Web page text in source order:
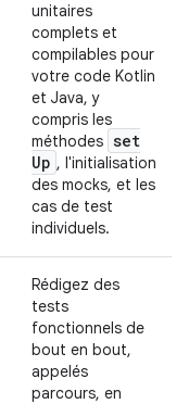
unitaires
complets et
compilables pour
votre code Kotlin
et Java, y
compris les
méthodes set
Up , l'initialisation
des mocks, et les
cas de test
individuels.
Rédigez des
tests
fonctionnels de
bout en bout,
appelés
parcours, en